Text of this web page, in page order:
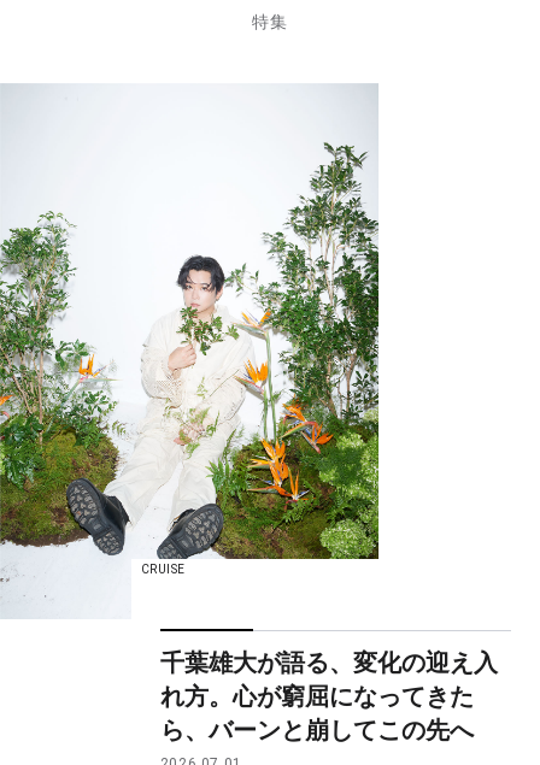
特集
CRUISE
千葉雄大が語る、変化の迎え入
れ方。心が窮屈になってきた
ら、バーンと崩してこの先へ